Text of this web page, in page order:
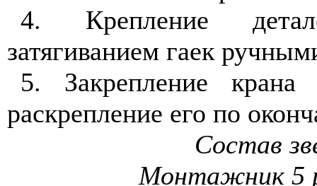
4. Крепление
затягиванием гаек
5. Закрепление
раскрепление его по
Состав
Монтажник 5